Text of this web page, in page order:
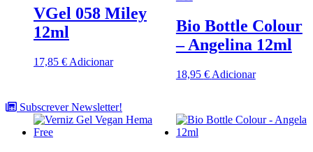
VGel 058 Miley
12ml
17,85 € Adicionar
Bio Bottle Colour
– Angelina 12ml
18,95 € Adicionar
Subscrever Newsletter!